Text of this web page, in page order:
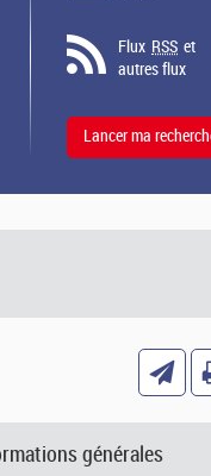
Flux RSS et
autres flux
générales